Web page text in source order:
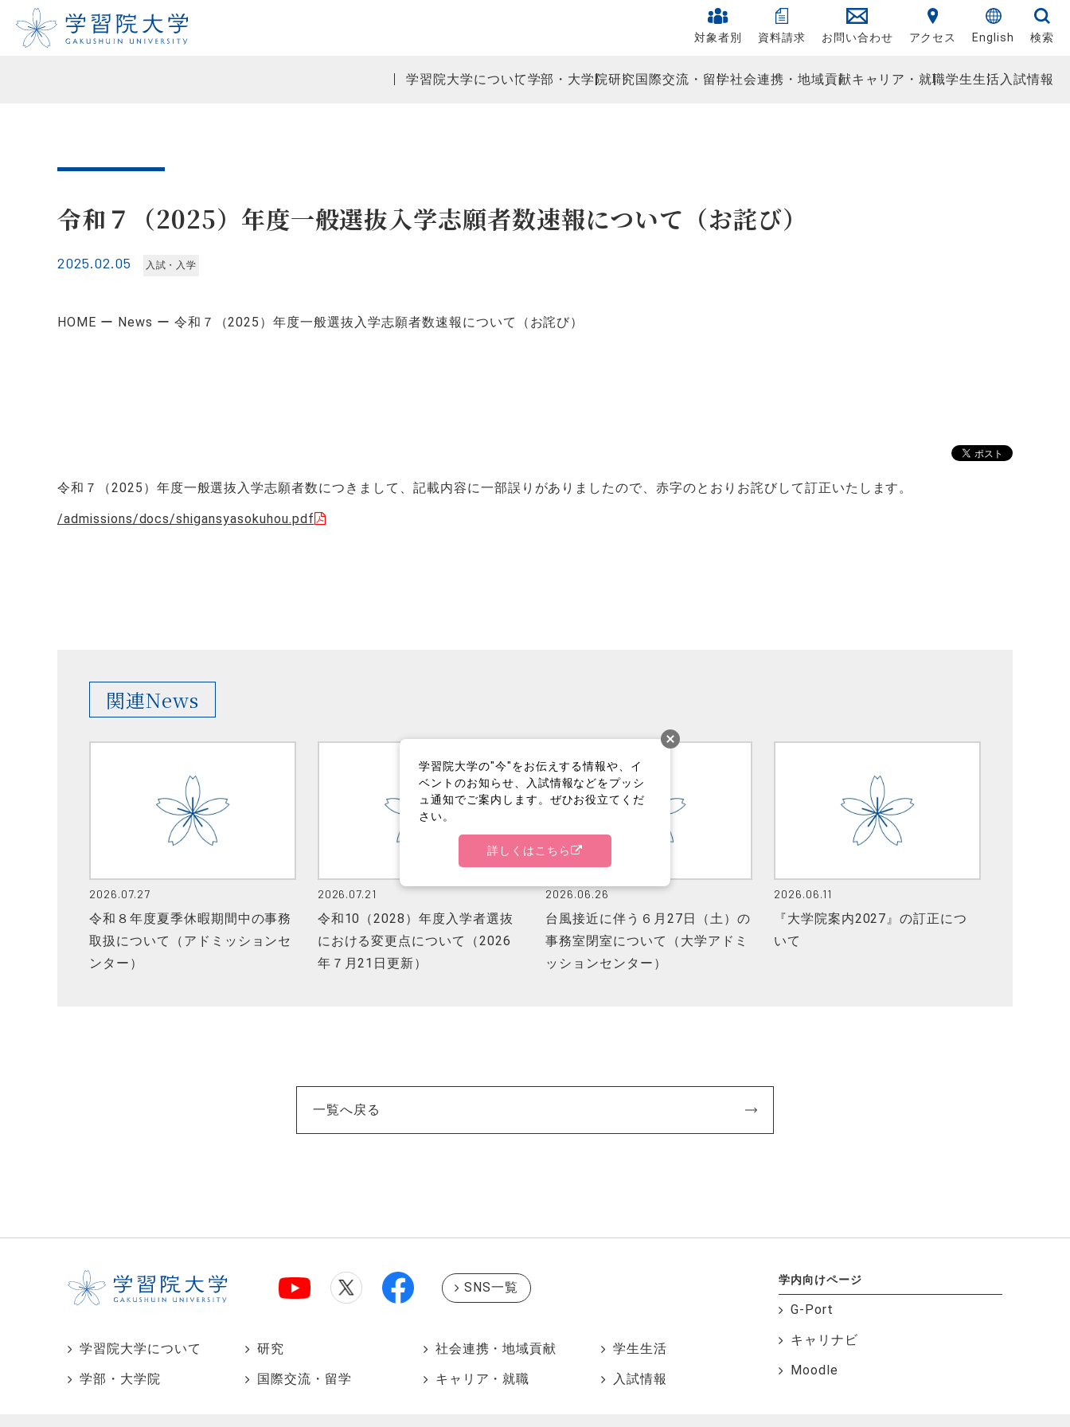
対象者別 資料請求 お問い合わせ アクセス English 検索
学習院大学について学部・大学院研究国際交流・留学社会連携・地域貢献キャリア・就職学生生活入試情報
令和７（2025）年度一般選抜入学志願者数速報について（お詫び）
2025.02.05 入試・入学
HOME News 令和７（2025）年度一般選抜入学志願者数速報について（お詫び）
令和７（2025）年度一般選抜入学志願者数につきまして、記載内容に一部誤りがありましたので、赤字のとおりお詫びして訂正いたします。
/admissions/docs/shigansyasokuhou.pdf
関連News
2026.07.27
令和８年度夏季休暇期間中の事務
取扱について（アドミッションセ
ンター）
2026.07.21
令和10（2028）年度入学者選抜
における変更点について（2026
年７月21日更新）
2026.06.26
台風接近に伴う６月27日（土）の
事務室閉室について（大学アドミ
ッションセンター）
2026.06.11
『大学院案内2027』の訂正につ
いて
一覧へ戻る
SNS一覧
学習院大学について 研究 社会連携・地域貢献
学生生活
学部・大学院
国際交流・留学 キャリア・就職 入試情報
学内向けページ
G-Port
キャリナビ
Moodle
学習院大学の"今"をお伝えする情報や、イ
ベントのお知らせ、入試情報などをプッシ
ュ通知でご案内します。ぜひお役立てくだ
さい。
詳しくはこちら